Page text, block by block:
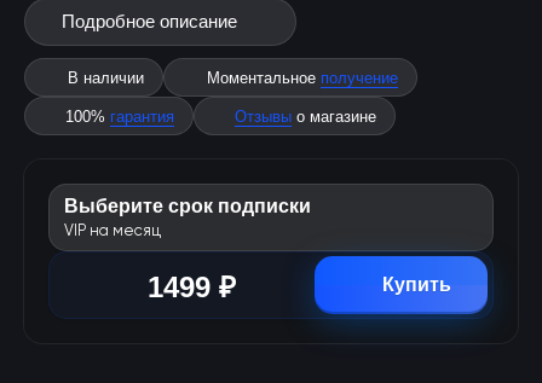
Подробное описание
В наличии Моментальное получение
100% гарантия Отзывы о магазине
Выберите срок подписки
VIP на месяц
1499 ₽ Купить